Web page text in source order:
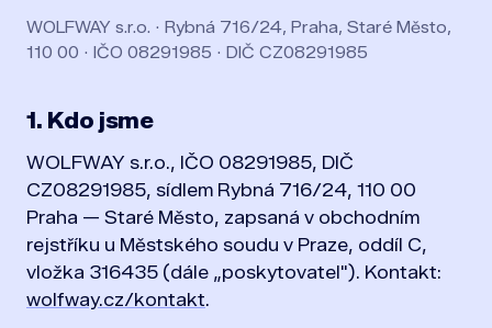
WOLFWAY s.r.o. · Rybná 716/24, Praha, Staré Město,
110 00 · IČO 08291985 · DIČ CZ08291985
1. Kdo jsme
WOLFWAY s.r.o., IČO 08291985, DIČ
CZ08291985, sídlem Rybná 716/24, 110 00
Praha — Staré Město, zapsaná v obchodním
rejstříku u Městského soudu v Praze, oddíl C,
vložka 316435 (dále „poskytovatel"). Kontakt:
wolfway.cz/kontakt.